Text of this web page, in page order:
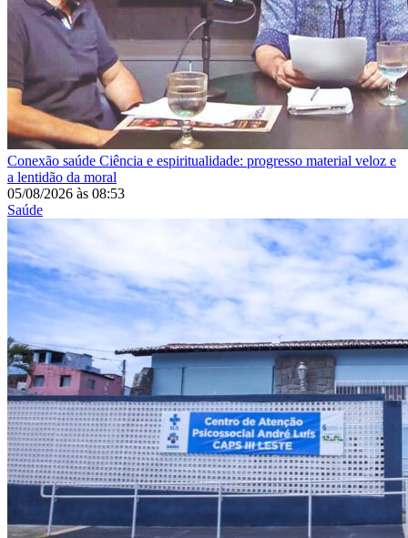
Conexão saúde Ciência e espiritualidade: progresso material veloz e
a lentidão da moral
05/08/2026 às 08:53
Saúde